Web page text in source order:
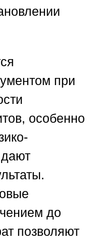
при
особенно
до
позволяют